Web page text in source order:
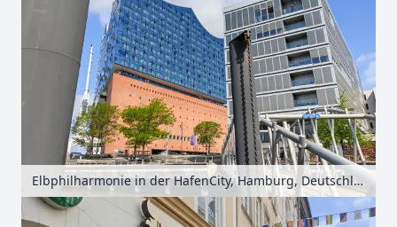
Elbphilharmonie in der HafenCity, Hamburg, Deutschland